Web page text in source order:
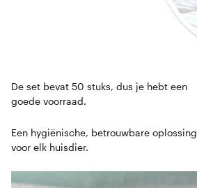
De set bevat 50 stuks, dus je hebt een
goede voorraad.
Een hygiënische, betrouwbare oplossing
voor elk huisdier.